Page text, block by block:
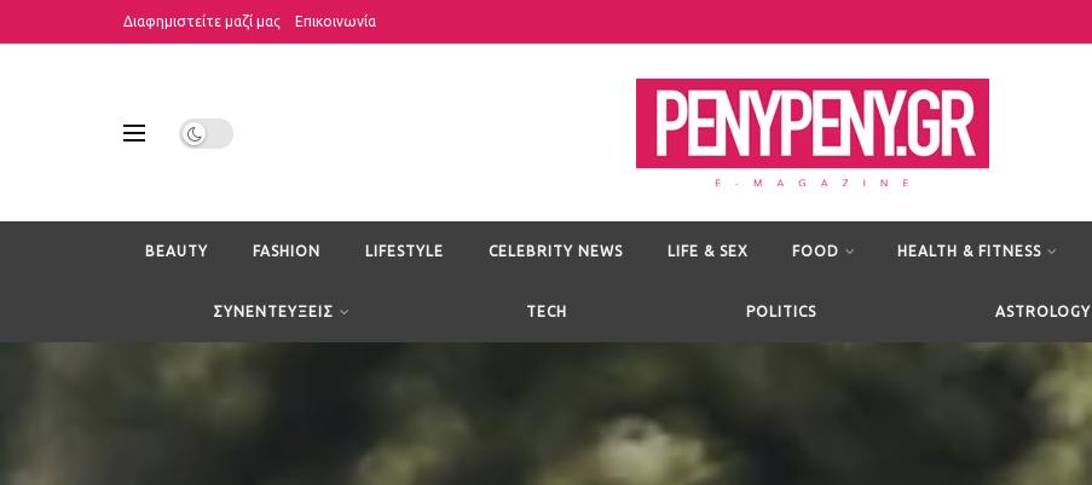
Διαφημιστείτε μαζί μας Επικοινωνία
BEAUTY FASHION LIFESTYLE CELEBRITY NEWS LIFE & SEX FOOD HEALTH & FITNESS
ΣΥΝΕΝΤΕΥΞΕΙΣ TECH POLITICS ASTROLOGY